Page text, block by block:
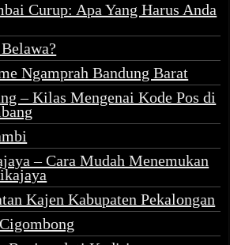
Curup: Apa Yang Harus Anda
Ngamprah Bandung Barat
– Kilas Mengenai Kode Pos di
– Cara Mudah Menemukan
Kajen Kabupaten Pekalongan